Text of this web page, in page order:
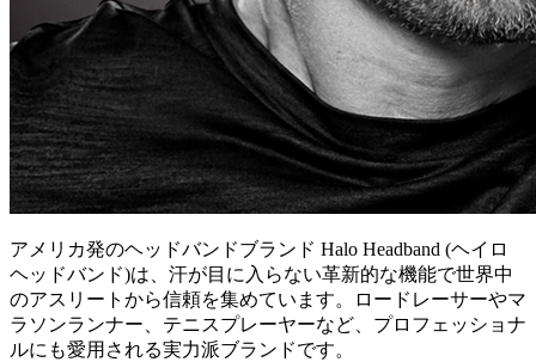
アメリカ発のヘッドバンドブランド Halo Headband (ヘイロ
ヘッドバンド)は、汗が目に入らない革新的な機能で世界中
のアスリートから信頼を集めています。ロードレーサーやマ
ラソンランナー、テニスプレーヤーなど、プロフェッショナ
ルにも愛用される実力派ブランドです。